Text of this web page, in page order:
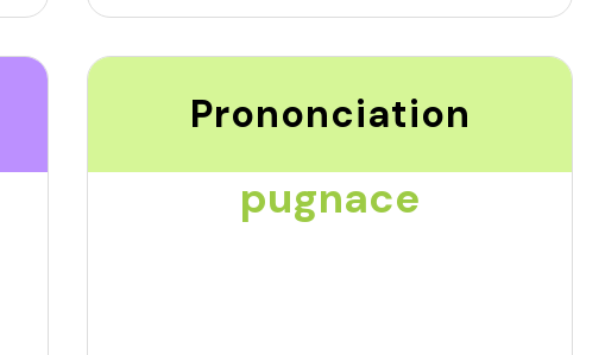
Prononciation
pugnace